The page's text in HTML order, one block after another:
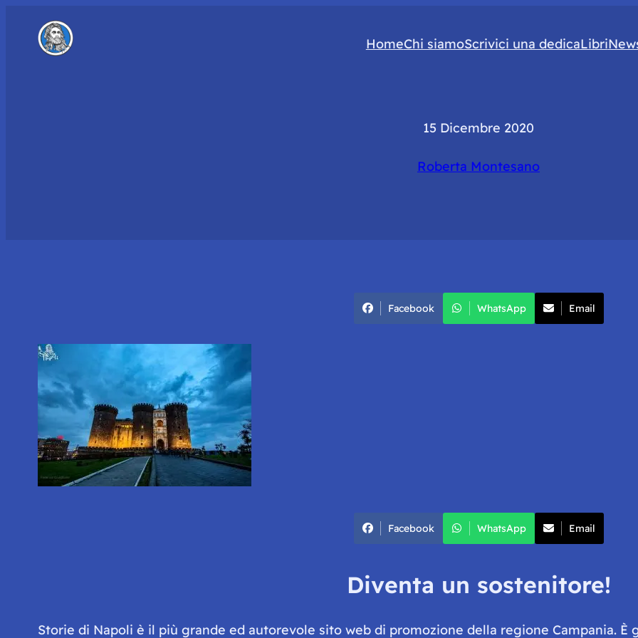
HomeChi siamoScrivici una dedicaLibri
15 Dicembre 2020
Roberta Montesano
Facebook WhatsApp Email
Facebook WhatsApp Email
Diventa un sostenitore!
Storie di Napoli è il più grande ed autorevole sito web di promozione della regione Campania.